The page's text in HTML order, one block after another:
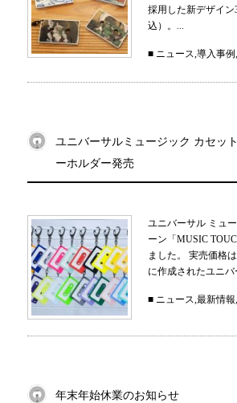
採用した新デザイン
込）。...
■ ニュース,導入事例,
ユニバーサルミュージック カセッ
ーホルダー発売
ユニバーサル ミュ
ーン「MUSIC
ました。 実売価格
に作成されたユニ
■ ニュース,最新情報,
年末年始休業のお知らせ